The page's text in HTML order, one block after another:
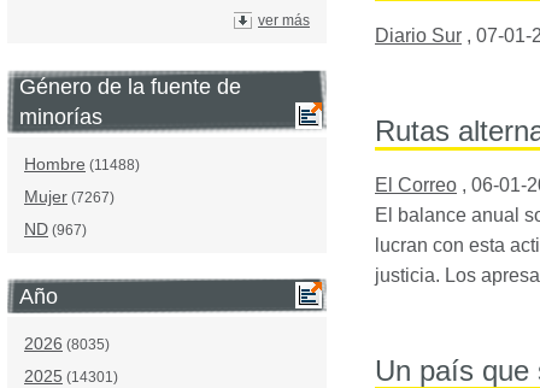
ver más
Género de la fuente de
minorías
Hombre (11488)
Mujer (7267)
ND (967)
Año
2026 (8035)
2025 (14301)
Diario Sur , 07-01-
Rutas
El Correo , 06-01-
El balance anual
lucran con esta
justicia. Los
Un país que